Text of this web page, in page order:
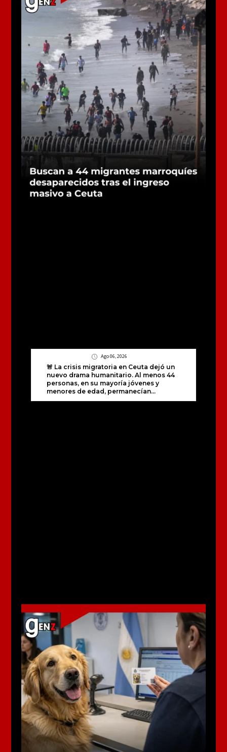
Ago 06, 2026
🚨 La crisis migratoria en Ceuta dejó un
nuevo drama humanitario. Al menos 44
personas, en su mayoría jóvenes y
menores de edad, permanecían...